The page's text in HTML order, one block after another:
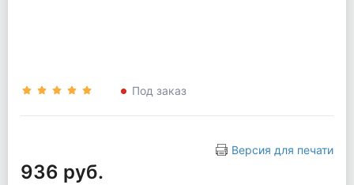
Под заказ
Версия для печати
936 руб.